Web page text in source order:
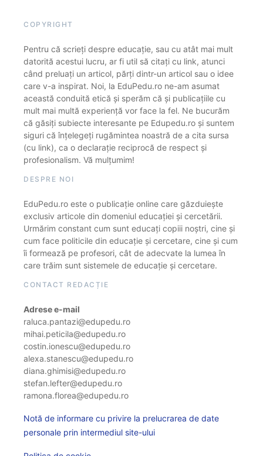
COPYRIGHT
Pentru că scrieți despre educație, sau cu atât mai mult
datorită acestui lucru, ar fi util să citați cu link, atunci
când preluați un articol, părți dintr-un articol sau o idee
care v-a inspirat. Noi, la EduPedu.ro ne-am asumat
această conduită etică și sperăm că și publicațiile cu
mult mai multă experiență vor face la fel. Ne bucurăm
că găsiți subiecte interesante pe Edupedu.ro și suntem
siguri că înțelegeți rugămintea noastră de a cita sursa
(cu link), ca o declarație reciprocă de respect și
profesionalism. Vă mulțumim!
DESPRE NOI
EduPedu.ro este o publicație online care găzduiește
exclusiv articole din domeniul educației și cercetării.
Urmărim constant cum sunt educați copiii noștri, cine și
cum face politicile din educație și cercetare, cine și cum
îi formează pe profesori, cât de adecvate la lumea în
care trăim sunt sistemele de educație și cercetare.
CONTACT REDACȚIE
Adrese e-mail
raluca.pantazi@edupedu.ro
mihai.peticila@edupedu.ro
costin.ionescu@edupedu.ro
alexa.stanescu@edupedu.ro
diana.ghimisi@edupedu.ro
stefan.lefter@edupedu.ro
ramona.florea@edupedu.ro
Notă de informare cu privire la prelucrarea de date
personale prin intermediul site-ului